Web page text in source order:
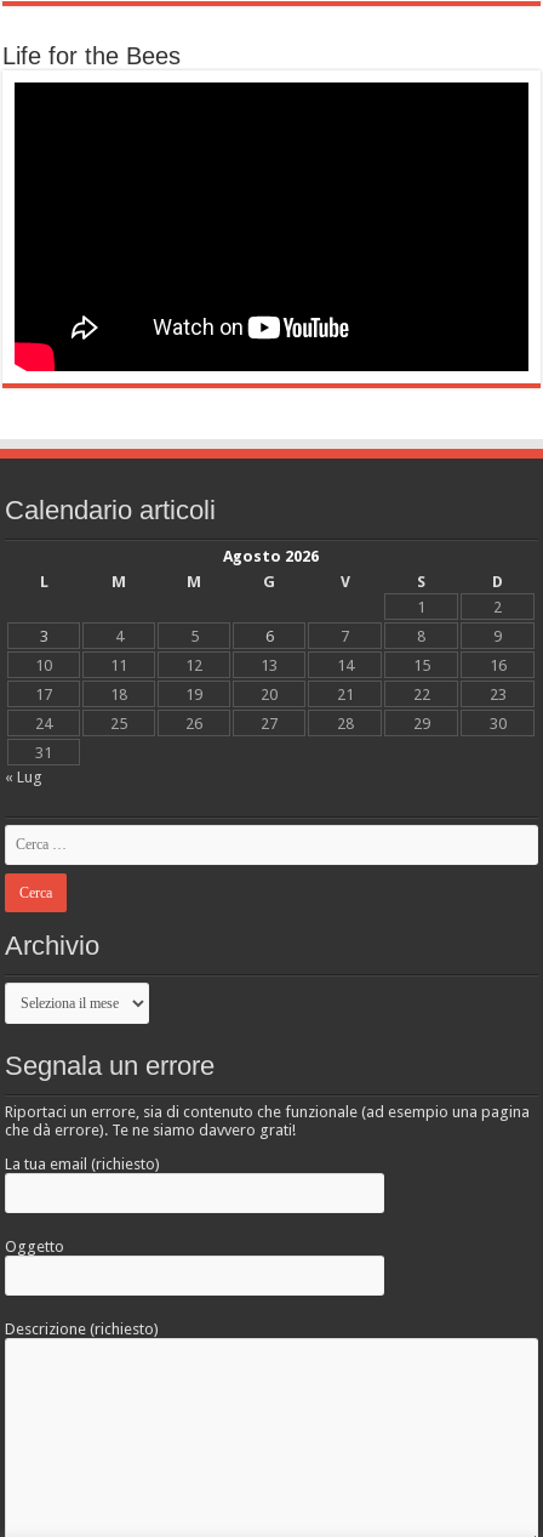
Life for the Bees
Calendario articoli
Agosto 2026
L
M M G V S
D
1
2
3
4 5 6 7 8
9
10
11 12 13 14 15
16
17
18 19 20 21 22
23
24
25 26 27 28 29
30
31
« Lug
Archivio
Archivio
Segnala un errore
Riportaci un errore, sia di contenuto che funzionale (ad esempio una pagina
che dà errore). Te ne siamo davvero grati!
La tua email (richiesto)
Oggetto
Descrizione (richiesto)